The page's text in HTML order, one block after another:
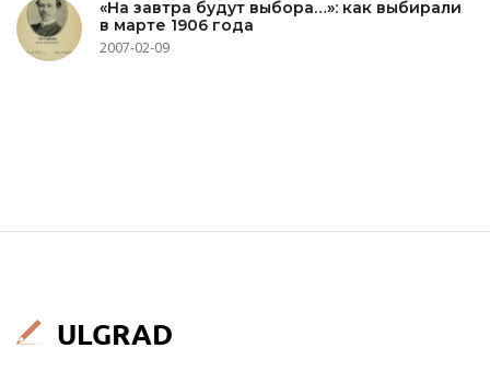
«На завтра будут выбора…»: как выбирали
в марте 1906 года
2007-02-09